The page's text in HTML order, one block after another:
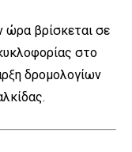
ώρα βρίσκεται σε
στο
δρομολογίων